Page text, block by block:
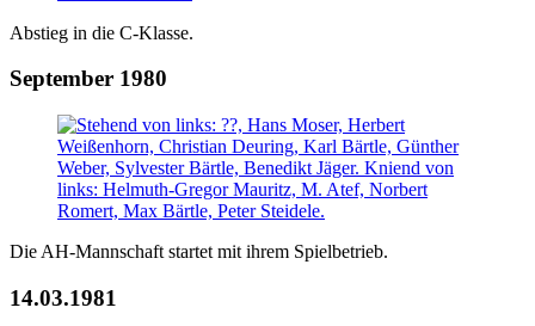
Abstieg in die C-Klasse.
September 1980
Die AH-Mannschaft startet mit ihrem Spielbetrieb.
14.03.1981